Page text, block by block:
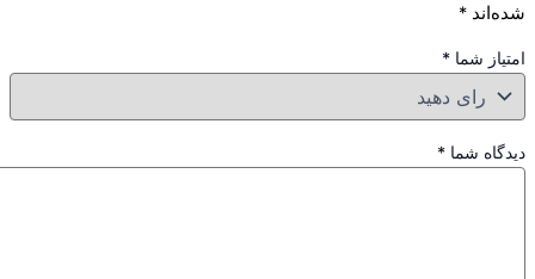
شده‌اند *
امتیاز شما *
دیدگاه شما *